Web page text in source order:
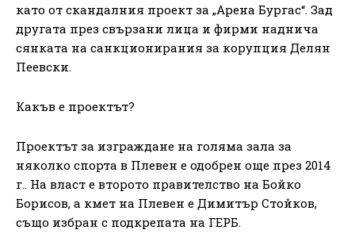
като от скандалния проект за „Арена Бургас“. Зад
другата през свързани лица и фирми наднича
сянката на санкционирания за корупция Делян
Пеевски.
Какъв е проектът?
Проектът за изграждане на голяма зала за
няколко спорта в Плевен е одобрен още през 2014
г.. На власт е второто правителство на Бойко
Борисов, а кмет на Плевен е Димитър Стойков,
също избран с подкрепата на ГЕРБ.